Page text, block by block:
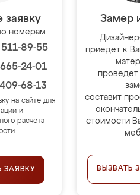
заявку
номерам
89-55
24-01
68-13
на сайте для
и
расчёта
ЗАЯВКУ
Замер
приедет к
проведёт
составит
стоимости
ВЫЗВАТЬ